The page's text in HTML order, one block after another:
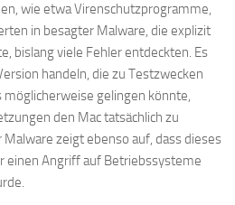
wie etwa Virenschutzprogramme,
in besagter Malware, die explizit
bislang viele Fehler entdeckten. Es
handeln, die zu Testzwecken
möglicherweise gelingen könnte,
den Mac tatsächlich zu
zeigt ebenso auf, dass dieses
einen Angriff auf Betriebssysteme